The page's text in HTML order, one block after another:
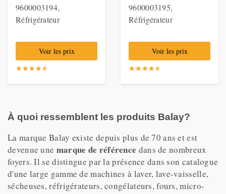
9600003194,
Réfrigérateur
Voir les prix
☆☆☆☆☆
★★★★★
9600003195,
Réfrigérateur
Voir les prix
☆☆☆☆☆
★★★★★
À quoi ressemblent les produits Balay?
La marque Balay existe depuis plus de 70 ans et est
devenue une marque de référence dans de nombreux
foyers. Il se distingue par la présence dans son catalogue
d'une large gamme de machines à laver, lave-vaisselle,
sécheuses, réfrigérateurs, congélateurs, fours, micro-